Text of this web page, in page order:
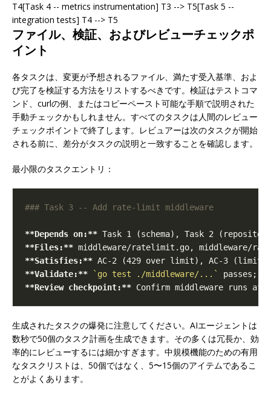
T4[Task 4 -- metrics instrumentation] T3 --> T5[Task 5 --
integration tests] T4 --> T5
ファイル、検証、およびレビューチェックポ
イント
各タスクは、変更が予想されるファイル、満たす受入基準、およ
び完了を検証する方法をリストするべきです。検証はテストコマ
ンド、curlの例、またはコピーペースト可能な手順で説明された
手動チェックかもしれません。すべてのタスクは人間のレビュー
チェックポイントで終了します。レビュアーは次のタスクが開始
される前に、差分がタスクの説明と一致することを確認します。
最小限のタスクエントリ：
**Depends on:**
**Files:**
**Satisfies:**
**Validate:**
`go test ./middleware/...`
**Review checkpoint:**
生成されたタスクの爆発に注意してください。AIエージェントは
数秒で50個のタスク計画を生成できます。その多くは冗長か、効
率的にレビューするには細かすぎます。中規模機能のための有用
なタスクリストは、50個ではなく、5〜15個のアイテムであるこ
とがよくあります。